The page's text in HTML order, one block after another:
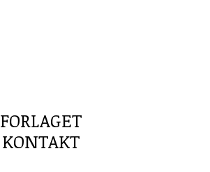
FORLAGET
KONTAKT